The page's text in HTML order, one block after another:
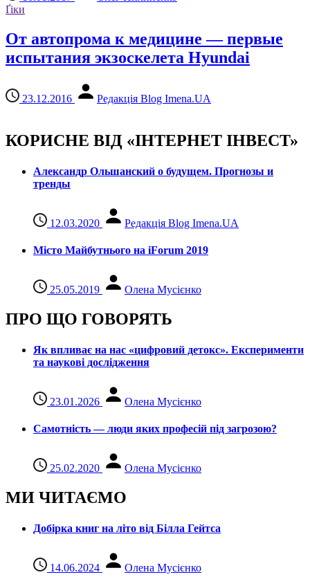
Ґіки
От автопрома к медицине — первые
испытания экзоскелета Hyundai
23.12.2016 Редакція Blog Imena.UA
КОРИСНЕ ВІД «ІНТЕРНЕТ ІНВЕСТ»
Александр Ольшанский о будущем. Прогнозы и
тренды
12.03.2020 Редакція Blog Imena.UA
Місто Майбутнього на iForum 2019
25.05.2019 Олена Мусієнко
ПРО ЩО ГОВОРЯТЬ
Як впливає на нас «цифровий детокс». Експерименти
та наукові дослідження
23.01.2026 Олена Мусієнко
Самотність — люди яких професій під загрозою?
25.02.2020 Олена Мусієнко
МИ ЧИТАЄМО
Добірка книг на літо від Білла Гейтса
14.06.2024 Олена Мусієнко